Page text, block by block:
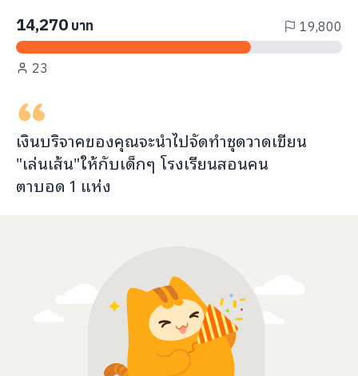
ภาษา: ไทย ENG
14,270 บาท 19,800
23
เงินบริจาคของคุณจะนำไปจัดทำชุดวาดเขียน
"เล่นเส้น"ให้กับเด็กๆ โรงเรียนสอนคน
ตาบอด 1 แห่ง